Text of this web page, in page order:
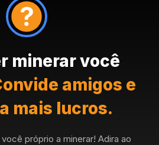
minerar você
amigos e
mais lucros.
próprio a minerar! Adira ao